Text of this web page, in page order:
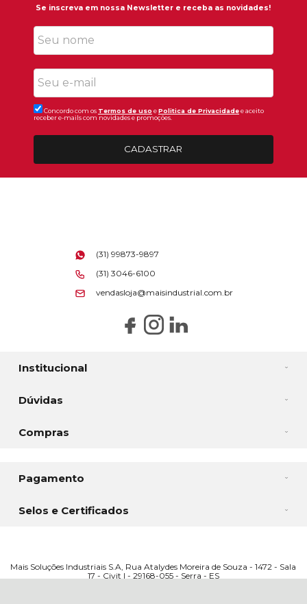
Se inscreva em nossa Newsletter e receba as novidades!
Concordo com os Termos de uso ePolitica de Privacidadee aceito
receber e-mails com novidades e promoções.
CADASTRAR
Institucional
Dúvidas
Compras
(31) 99873-9897
(31) 3046-6100
vendasloja@maisindustrial.com.br
Pagamento
Selos e Certificados
Mais Soluções Industriais S.A, Rua Atalydes Moreira de Souza - 1472 - Sala
17 - Civit I - 29168-055 - Serra - ES